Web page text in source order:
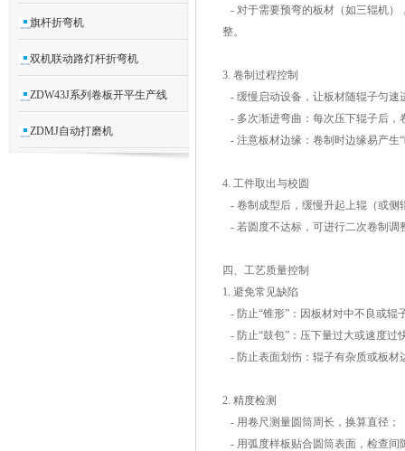
旗杆折弯机
双机联动路灯杆折弯机
ZDW43J系列卷板开平生产线
ZDMJ自动打磨机
- 对于需要预弯的板材（如三辊机）
整。
3. 卷制过程控制
- 缓慢启动设备，让板材随辊子匀
- 多次渐进弯曲：每次压下辊子后
- 注意板材边缘：卷制时边缘易产
4. 工件取出与校圆
- 卷制成型后，缓慢升起上辊（或
- 若圆度不达标，可进行二次卷制调
四、工艺质量控制
1. 避免常见缺陷
- 防止“锥形”：因板材对中不良或
- 防止“鼓包”：压下量过大或速度
- 防止表面划伤：辊子有杂质或板
2. 精度检测
- 用卷尺测量圆筒周长，换算直径；
- 用弧度样板贴合圆筒表面，检查